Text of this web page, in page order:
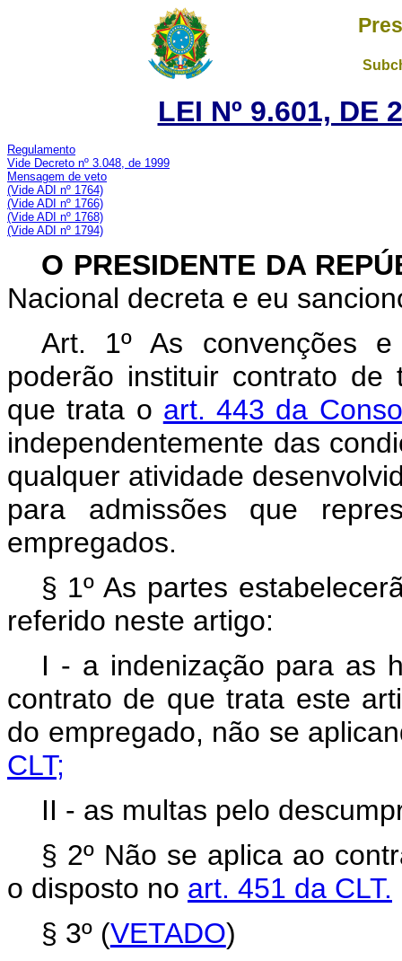
LEI Nº 9.601, DE
Regulamento
Vide Decreto nº 3.048, de 1999
Mensagem de veto
(Vide ADI nº 1764)
(Vide ADI nº 1766)
(Vide ADI nº 1768)
(Vide ADI nº 1794)
O PRESIDENTE DA
Nacional decreta e eu
Art. 1º As convenções
poderão instituir contrato
que trata o art. 443 da
independentemente das
qualquer atividade
para admissões que
empregados.
§ 1º As partes
referido neste artigo:
I - a indenização para as
contrato de que trata este
do empregado, não se
CLT;
II - as multas pelo
§ 2º Não se aplica ao
o disposto no art. 451 da CLT.
§ 3º (VETADO)